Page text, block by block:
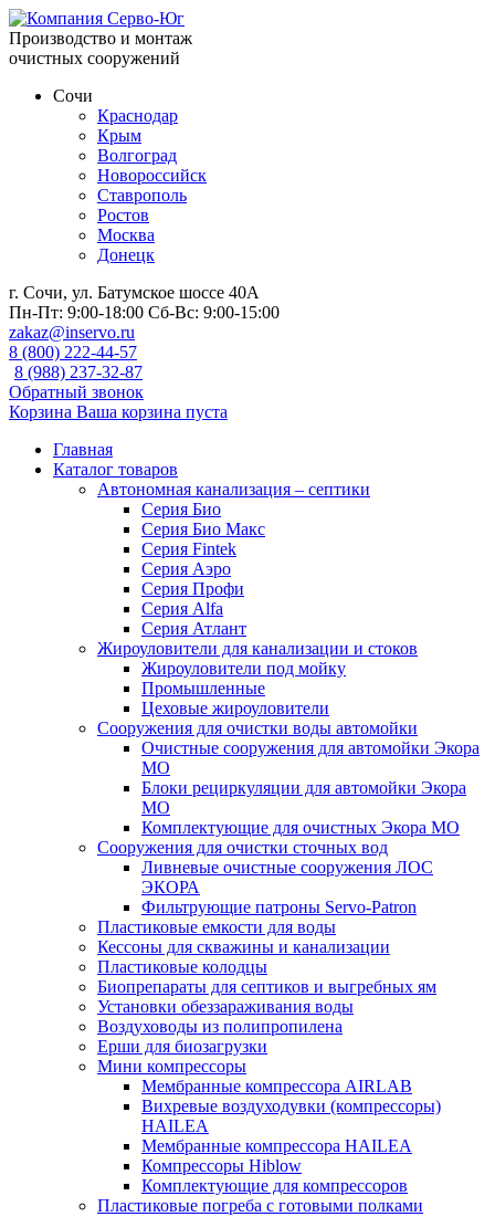
Производство и монтаж
очистных сооружений
Сочи
Краснодар
Крым
Волгоград
Новороссийск
Ставрополь
Ростов
Москва
Донецк
г. Сочи, ул. Батумское шоссе 40А
Пн-Пт: 9:00-18:00 Сб-Вс: 9:00-15:00
zakaz@inservo.ru
8 (800) 222-44-57
8 (988) 237-32-87
Обратный звонок
Корзина Ваша корзина пуста
Главная
Каталог товаров
Автономная канализация – септики
Серия Био
Серия Био Макс
Серия Fintek
Серия Аэро
Серия Профи
Серия Alfa
Серия Атлант
Жироуловители для канализации и стоков
Жироуловители под мойку
Промышленные
Цеховые жироуловители
Сооружения для очистки воды автомойки
Очистные сооружения для автомойки Экора
МО
Блоки рециркуляции для автомойки Экора
МО
Комплектующие для очистных Экора МО
Сооружения для очистки сточных вод
Ливневые очистные сооружения ЛОС
ЭКОРА
Фильтрующие патроны Servo-Patron
Пластиковые емкости для воды
Кессоны для скважины и канализации
Пластиковые колодцы
Биопрепараты для септиков и выгребных ям
Установки обеззараживания воды
Воздуховоды из полипропилена
Ерши для биозагрузки
Мини компрессоры
Мембранные компрессора AIRLAB
Вихревые воздуходувки (компрессоры)
HAILEA
Мембранные компрессора HAILEA
Компрессоры Hiblow
Комплектующие для компрессоров
Пластиковые погреба с готовыми полками